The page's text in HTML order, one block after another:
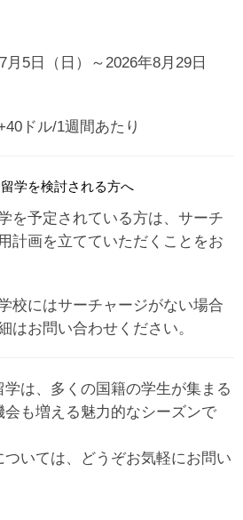
月5日（日）～2026年8月29日
ドル/1週間あたり
学を検討される方へ
を予定されている方は、サーチ
計画を立てていただくことをお
校にはサーチャージがない場合
はお問い合わせください。
は、多くの国籍の学生が集まる
も増える魅力的なシーズンで
いては、どうぞお気軽にお問い